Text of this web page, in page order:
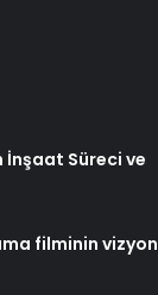
İnşaat Süreci ve
filminin vizyon